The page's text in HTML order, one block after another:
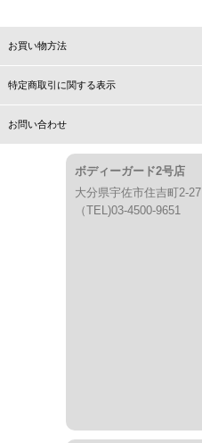
お買い物方法
特定商取引に関する表示
お問い合わせ
ボディーガード2号店
大分県宇佐市住吉町2-27
（TEL)03-4500-9651